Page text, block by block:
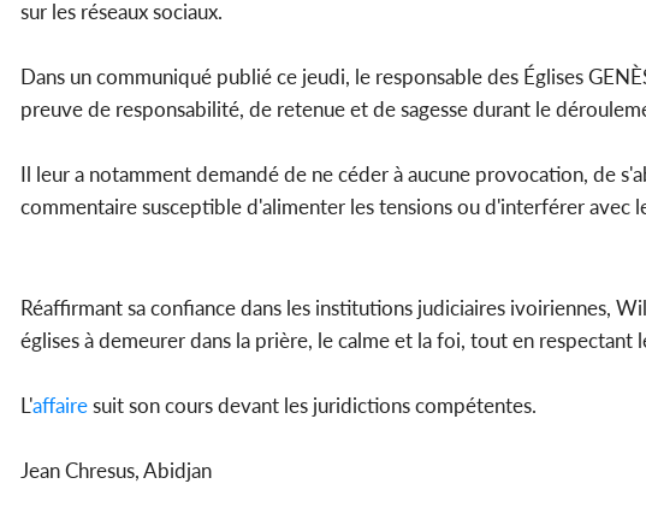
sur les réseaux sociaux.
Dans un communiqué publié ce jeudi, le responsable des Églises
preuve de responsabilité, de retenue et de sagesse durant le
Il leur a notamment demandé de ne céder à aucune provocation, de
commentaire susceptible d'alimenter les tensions ou d'interférer avec
Réaffirmant sa confiance dans les institutions judiciaires ivoiriennes,
églises à demeurer dans la prière, le calme et la foi, tout en
L'affairesuit son cours devant les juridictions compétentes.
Jean Chresus, Abidjan